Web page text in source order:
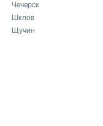
Чечерск
Шклов
Щучин